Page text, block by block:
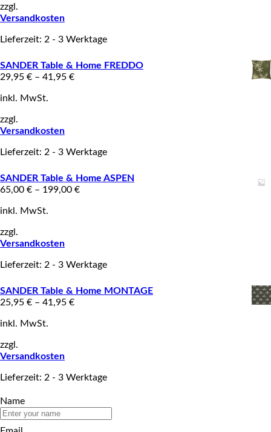
zzgl.
Versandkosten
Lieferzeit: 2 - 3 Werktage
SANDER Table & Home FREDDO
29,95 € – 41,95 €
inkl. MwSt.
zzgl.
Versandkosten
Lieferzeit: 2 - 3 Werktage
SANDER Table & Home ASPEN
65,00 € – 199,00 €
inkl. MwSt.
zzgl.
Versandkosten
Lieferzeit: 2 - 3 Werktage
SANDER Table & Home MONTAGE
25,95 € – 41,95 €
inkl. MwSt.
zzgl.
Versandkosten
Lieferzeit: 2 - 3 Werktage
Name